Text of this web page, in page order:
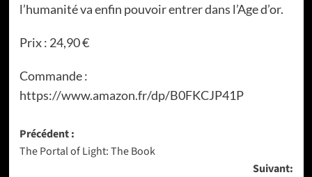
l’humanité va enfin pouvoir entrer dans l’Age d’or.
Prix : 24,90 €
Commande :
https://www.amazon.fr/dp/B0FKCJP41P
Navigation
d’article
Précédent :
The Portal of Light: The Book
Suivant: